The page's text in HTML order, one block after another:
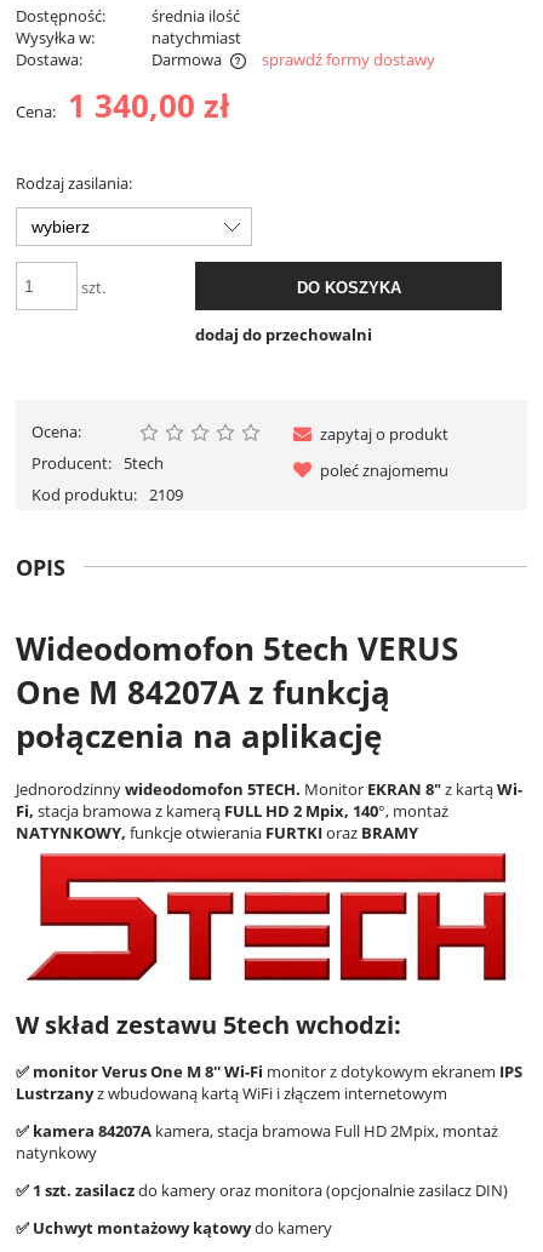
Dostępność:
średnia ilość
Wysyłka w:
natychmiast
Dostawa:
Darmowa
sprawdź formy dostawy
Cena: 1 340,00 zł
Rodzaj zasilania:
szt. DO KOSZYKA
dodaj do przechowalni
Ocena:
Producent:
5tech
Kod produktu: 2109
zapytaj o produkt
poleć znajomemu
OPIS
Wideodomofon 5tech VERUS
One M 84207A z funkcją
połączenia na aplikację
Jednorodzinnywideodomofon 5TECH. Monitor EKRAN 8"z kartąWi-
Fi, stacja bramowa z kamerą FULL HD 2 Mpix, 140°, montaż
NATYNKOWY, funkcje otwierania FURTKIoraz BRAMY
W skład zestawu 5tech wchodzi:
✅ monitor Verus One M 8'' Wi-Fi monitor z dotykowym ekranem IPS
Lustrzanyz wbudowaną kartą WiFi i złączem internetowym
✅ kamera 84207A kamera, stacja bramowa Full HD 2Mpix, montaż
natynkowy
✅ 1 szt. zasilaczdo kamery oraz monitora (opcjonalnie zasilacz DIN)
✅ Uchwyt montażowy kątowydo kamery